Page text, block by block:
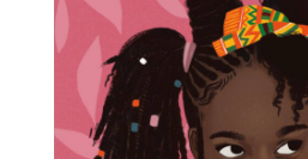
Verlag:
Gratitude Verlag
Genre:
Bilderbuch
Typ: Gebunden
Seiten: 44
ISBN:
978-3-98207-684-3